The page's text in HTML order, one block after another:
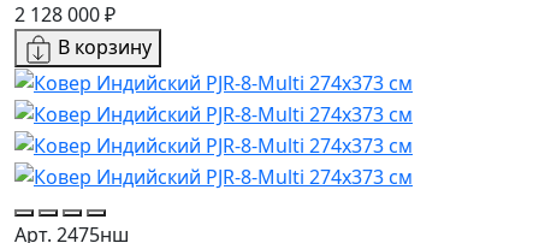
2 128 000 ₽
В корзину
Арт. 2475нш